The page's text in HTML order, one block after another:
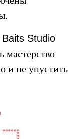
Studio
мастерство
и не упустить